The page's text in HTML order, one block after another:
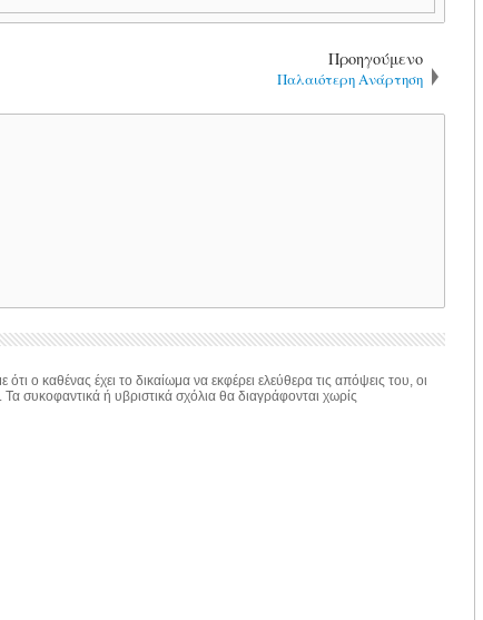
Προηγούμενο
Παλαιότερη Ανάρτηση
ο καθένας έχει το δικαίωμα να εκφέρει ελεύθερα τις απόψεις του, οι
συκοφαντικά ή υβριστικά σχόλια θα διαγράφονται χωρίς